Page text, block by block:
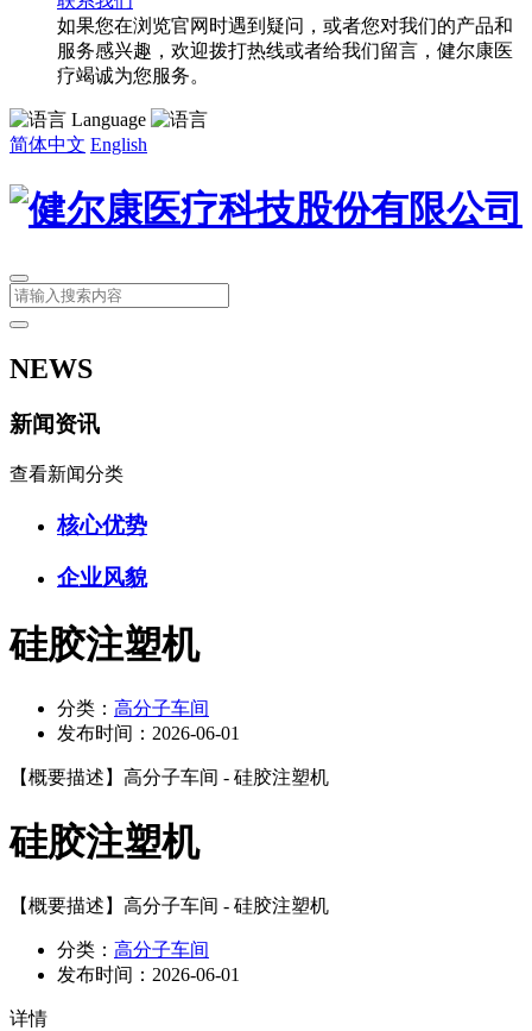
如果您在浏览官网时遇到疑问，或者您对我们的产品和
服务感兴趣，欢迎拨打热线或者给我们留言，健尔康医
疗竭诚为您服务。
Language
简体中文 English
NEWS
新闻资讯
查看新闻分类
核心优势
企业风貌
硅胶注塑机
分类： 高分子车间
发布时间： 2026-06-01
【概要描述】 高分子车间 - 硅胶注塑机
硅胶注塑机
【概要描述】 高分子车间 - 硅胶注塑机
分类： 高分子车间
发布时间： 2026-06-01
详情